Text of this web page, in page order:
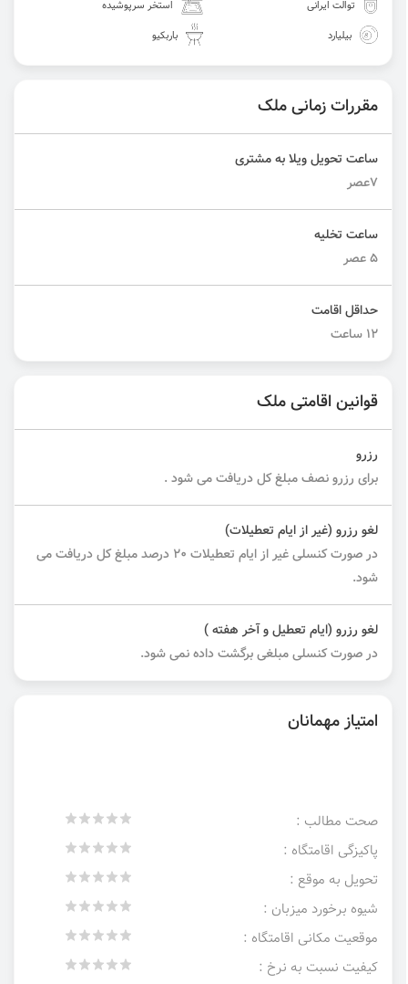
توالت ایرانی
استخر سرپوشیده
بیلیارد
باربکیو
مقررات زمانی ملک
ساعت تحویل ویلا به مشتری
۷عصر
ساعت تخلیه
۵ عصر
حداقل اقامت
۱۲ ساعت
قوانین اقامتی ملک
رزرو
برای رزرو نصف مبلغ کل دریافت می شود .
لغو رزرو (غیر از ایام تعطیلات)
در صورت کنسلی غیر از ایام تعطیلات ۲۰ درصد مبلغ کل دریافت می
شود.
لغو رزرو (ایام تعطیل و آخر هفته )
در صورت کنسلی مبلغی برگشت داده نمی شود.
امتیاز مهمانان
صحت مطالب :
پاکیزگی اقامتگاه :
تحویل به موقع :
شیوه برخورد میزبان :
موقعیت مکانی اقامتگاه :
کیفیت نسبت به نرخ :